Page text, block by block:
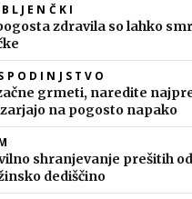
zdravila so lahko
grmeti, naredite
na pogosto napako
shranjevanje prešitih
dediščino